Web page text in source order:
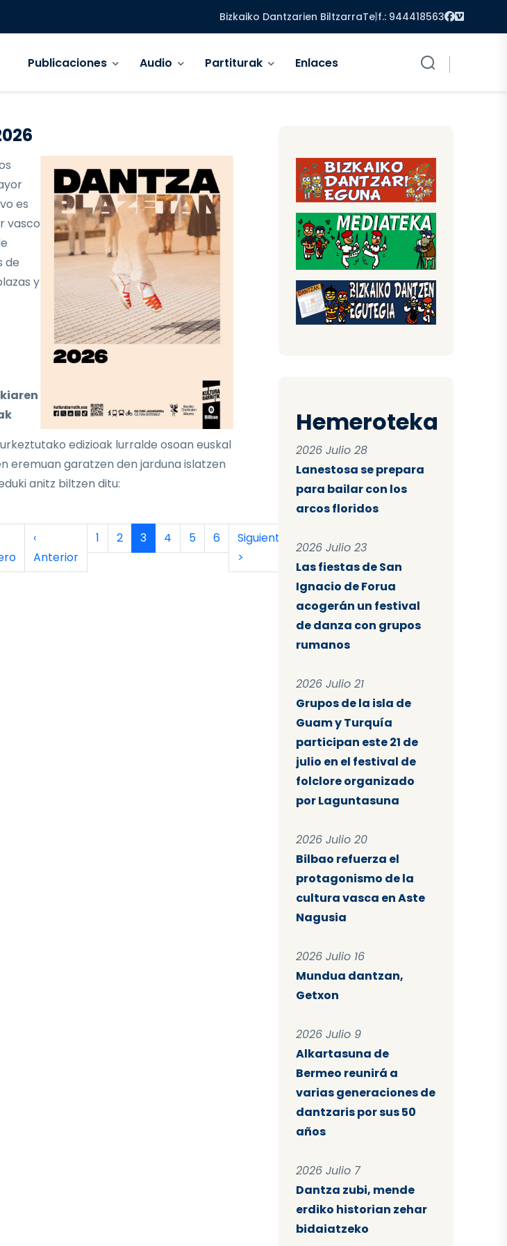
Bizkaiko Dantzarien BiltzarraTelf.: 944418563 Facebook
Vimeo
Publicaciones Audio Partiturak Enlaces
es
vasco
de
y
edizioak lurralde osoan euskal
eremuan garatzen den jarduna islatzen
anitz biltzen ditu:
páginaPágina anterior
‹
Anterior
Página
1 Página
2 Página actual
3 Página
4 Página
5 Página
6 Siguiente página
Siguiente
>
Hemeroteka
2026 Julio 28
Lanestosa se prepara
para bailar con los
arcos floridos
2026 Julio 23
Las fiestas de San
Ignacio de Forua
acogerán un festival
de danza con grupos
rumanos
2026 Julio 21
Grupos de la isla de
Guam y Turquía
participan este 21 de
julio en el festival de
folclore organizado
por Laguntasuna
2026 Julio 20
Bilbao refuerza el
protagonismo de la
cultura vasca en Aste
Nagusia
2026 Julio 16
Mundua dantzan,
Getxon
2026 Julio 9
Alkartasuna de
Bermeo reunirá a
varias generaciones de
dantzaris por sus 50
años
2026 Julio 7
Dantza zubi, mende
erdiko historian zehar
bidaiatzeko